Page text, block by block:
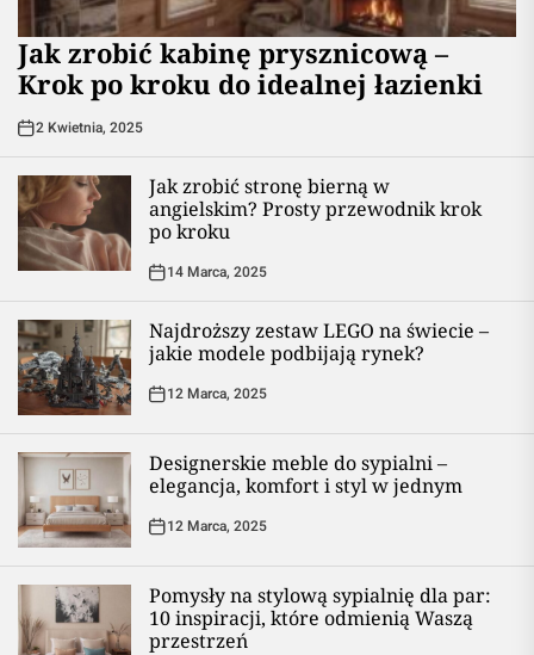
Jak zrobić kabinę prysznicową –
Krok po kroku do idealnej łazienki
2 Kwietnia, 2025
Jak zrobić stronę bierną w
angielskim? Prosty przewodnik krok
po kroku
14 Marca, 2025
Najdroższy zestaw LEGO na świecie –
jakie modele podbijają rynek?
12 Marca, 2025
Designerskie meble do sypialni –
elegancja, komfort i styl w jednym
12 Marca, 2025
Pomysły na stylową sypialnię dla par:
10 inspiracji, które odmienią Waszą
przestrzeń